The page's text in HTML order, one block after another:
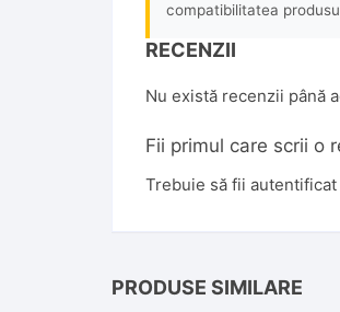
compatibilitatea
RECENZII
Nu există recenzii până
Fii primul care scrii o
Trebuie să fii autentificat
PRODUSE SIMILARE